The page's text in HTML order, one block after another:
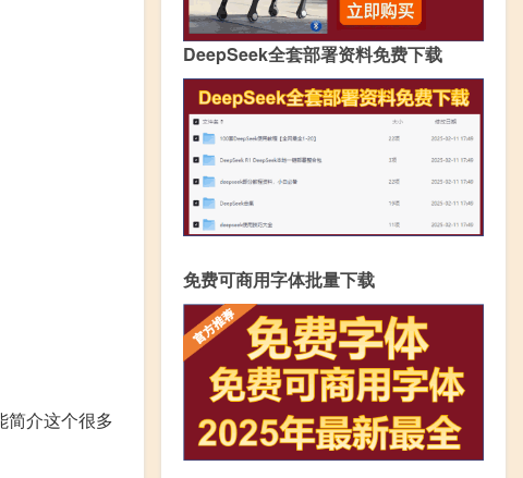
简介这个很多
DeepSeek全套部署资料免费下载
免费可商用字体批量下载